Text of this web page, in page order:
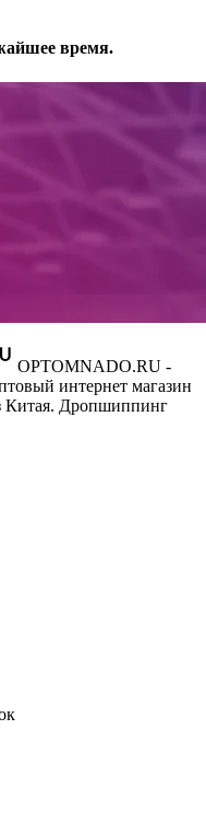
время.
OPTOMNADO.RU -
интернет магазин
Китая. Дропшиппинг